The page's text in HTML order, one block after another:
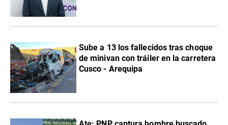
Sube a 13 los fallecidos tras choque
de minivan con tráiler en la carretera
Cusco - Arequipa